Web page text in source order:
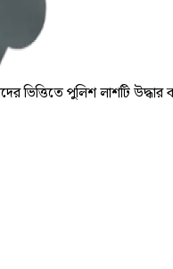
ভিত্তিতে পুলিশ লাশটি উদ্ধার